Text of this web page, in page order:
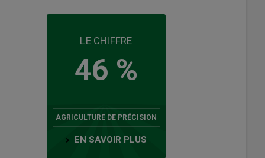
LE CHIFFRE
46 %
AGRICULTURE DE PRÉCISION
EN SAVOIR PLUS